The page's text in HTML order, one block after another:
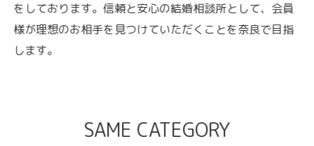
をしております。信頼と安心の結婚相談所として、会員
様が理想のお相手を見つけていただくことを奈良で目指
します。
SAME CATEGORY